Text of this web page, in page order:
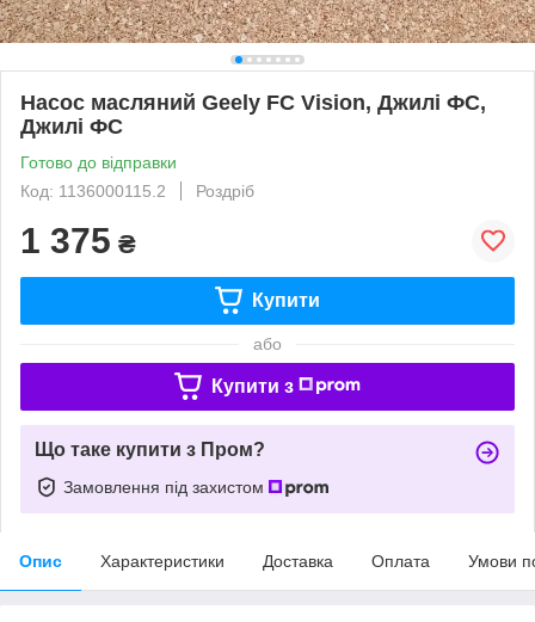
Насос масляний Geely FC Vision, Джилі ФС,
Джилі ФС
Готово до відправки
Код: 1136000115.2
Роздріб
1 375 ₴
Купити
або
Купити з
Що таке купити з Пром?
Замовлення під захистом
Опис Характеристики Доставка Оплата Умови